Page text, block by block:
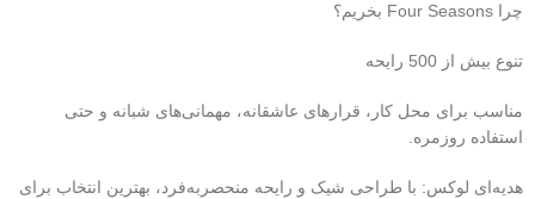
چرا Four Seasons بخریم؟
تنوع بیش از 500 رایحه
مناسب برای محل کار، قرارهای عاشقانه، مهمانی‌های شبانه و حتی
استفاده روزمره.
هدیه‌ای لوکس: با طراحی شیک و رایحه منحصربه‌فرد، بهترین انتخاب برای